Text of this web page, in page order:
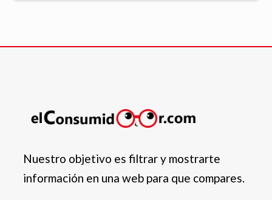
Nuestro objetivo es filtrar y mostrarte
información en una web para que compares.